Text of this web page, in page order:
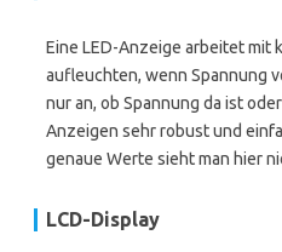
Eine LED-Anzeige arbeitet mit
aufleuchten, wenn Spannung
nur an, ob Spannung da ist
Anzeigen sehr robust und
genaue Werte sieht man hier
LCD-Display